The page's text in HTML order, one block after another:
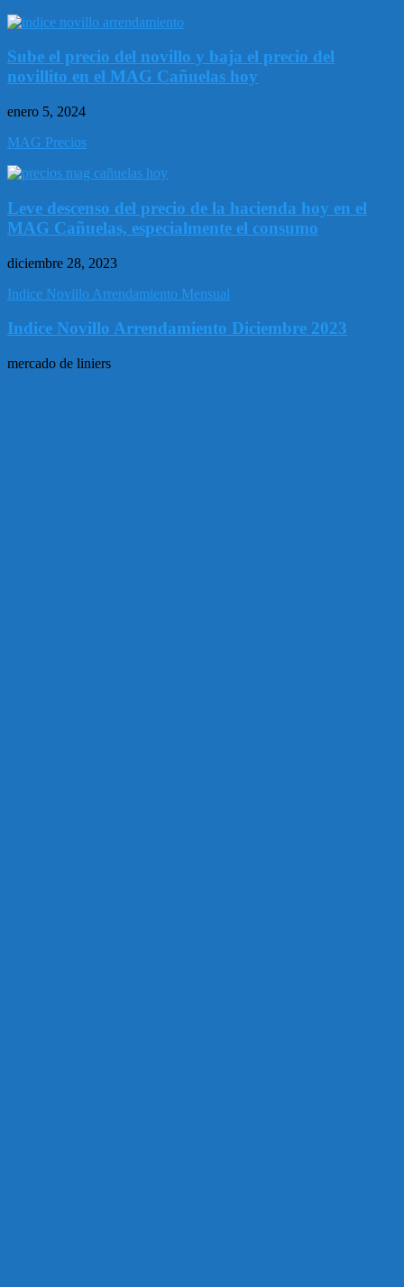
Sube el precio del novillo y baja el precio del
novillito en el MAG Cañuelas hoy
enero 5, 2024
MAG Precios
Leve descenso del precio de la hacienda hoy en el
MAG Cañuelas, especialmente el consumo
diciembre 28, 2023
Indice Novillo Arrendamiento Mensual
Indice Novillo Arrendamiento Diciembre 2023
mercado de liniers